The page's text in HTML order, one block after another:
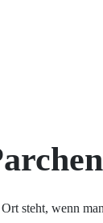
steht, wenn